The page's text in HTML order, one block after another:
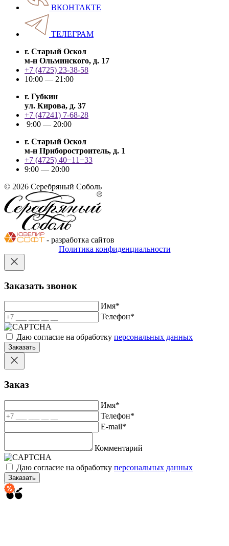
ВКОНТАКТЕ
ТЕЛЕГРАМ
г. Старый Оскол
м-н Ольминского, д. 17
+7 (4725) 23-38-58
10:00 — 21:00
г. Губкин
ул. Кирова, д. 37
+7 (47241) 7-68-28
9:00 — 20:00
г. Старый Оскол
м-н Приборостроитель, д. 1
+7 (4725) 40−11−33
9:00 — 20:00
© 2026 Серебряный Соболь
- разработка сайтов
Политика конфиденциальности
Заказать звонок
Имя*
Телефон*
Даю согласие на обработку персональных данных
Заказать
Заказ
Имя*
Телефон*
E-mail*
Комментарий
Даю согласие на обработку персональных данных
Заказать